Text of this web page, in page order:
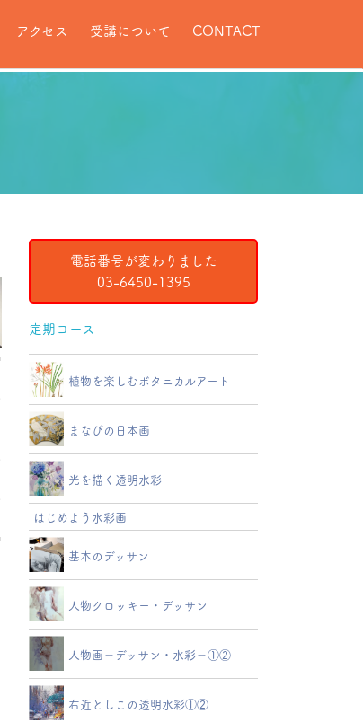
アクセス 受講について CONTACT
電話番号が変わりました
03-6450-1395
定期コース
植物を楽しむボタニカルアート
まなびの日本画
光を描く透明水彩
はじめよう水彩画
基本のデッサン
人物クロッキー・デッサン
人物画－デッサン・水彩－①②
右近としこの透明水彩①②